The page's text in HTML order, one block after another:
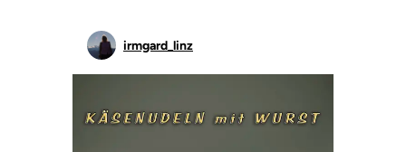
irmgard_linz